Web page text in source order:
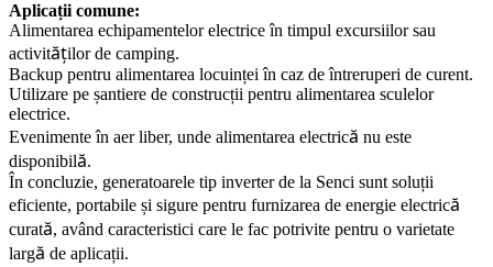
Aplicații comune:
Alimentarea echipamentelor electrice în timpul excursiilor sau
activităților de camping.
Backup pentru alimentarea locuinței în caz de întreruperi de curent.
Utilizare pe șantiere de construcții pentru alimentarea sculelor
electrice.
Evenimente în aer liber, unde alimentarea electrică nu este
disponibilă.
În concluzie, generatoarele tip inverter de la Senci sunt soluții
eficiente, portabile și sigure pentru furnizarea de energie electrică
curată, având caracteristici care le fac potrivite pentru o varietate
largă de aplicații.